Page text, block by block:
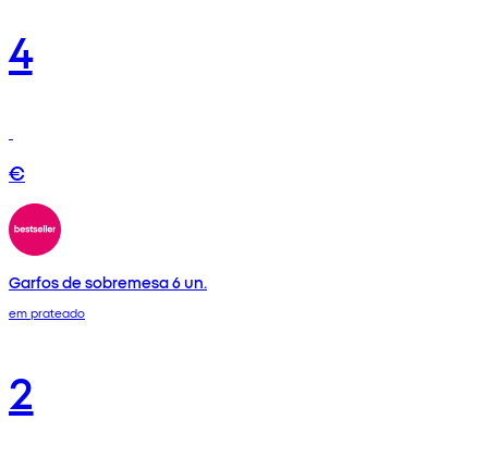
4
€
Garfos de sobremesa 6 un.
em prateado
2